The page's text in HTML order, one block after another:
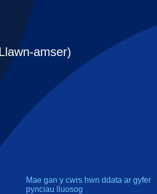
amser)
Mae gan y cwrs hwn ddata ar gyfer
pynciau lluosog